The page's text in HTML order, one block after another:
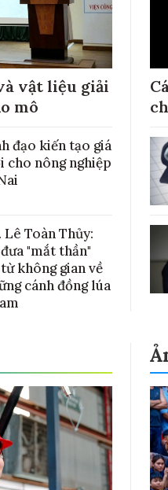
vật liệu giải
mô
đạo kiến tạo giá
cho nông nghiệp
Lê Toàn Thủy:
"mắt thần"
không gian về
cánh đồng lúa